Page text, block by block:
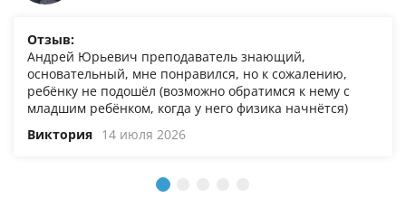
Отзыв:
Андрей Юрьевич преподаватель знающий,
основательный, мне понравился, но к сожалению,
ребёнку не подошёл (возможно обратимся к нему с
младшим ребёнком, когда у него физика начнётся)
Виктория 14 июля 2026